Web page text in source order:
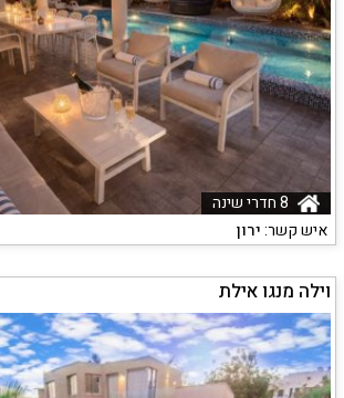
איש קשר:ירון
וילה מנגו אילת